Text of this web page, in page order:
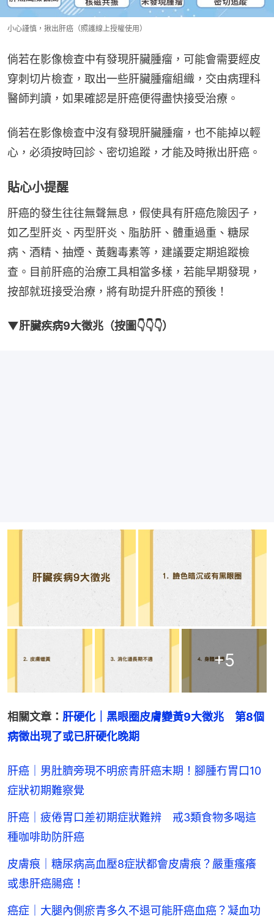
小心謹慎，揪出肝癌（照護線上授權使用）
倘若在影像檢查中有發現肝臟腫瘤，可能會需要經皮
穿刺切片檢查，取出一些肝臟腫瘤組織，交由病理科
醫師判讀，如果確認是肝癌便得盡快接受治療。
倘若在影像檢查中沒有發現肝臟腫瘤，也不能掉以輕
心，必須按時回診、密切追蹤，才能及時揪出肝癌。
貼心小提醒
肝癌的發生往往無聲無息，假使具有肝癌危險因子，
如乙型肝炎、丙型肝炎、脂肪肝、體重過重、糖尿
病、酒精、抽煙、黃麴毒素等，建議要定期追蹤檢
查。目前肝癌的治療工具相當多樣，若能早期發現，
按部就班接受治療，將有助提升肝癌的預後！
▼肝臟疾病9大徵兆（按圖👇👇👇）
+5
相關文章： 肝硬化｜黑眼圈皮膚變黃9大徵兆　第8個
病徵出現了或已肝硬化晚期
肝癌｜男肚臍旁現不明瘀青肝癌末期！腳腫冇胃口10
症狀初期難察覺
肝癌｜疲倦胃口差初期症狀難辨 戒3類食物多喝這
種咖啡助防肝癌
皮膚痕｜糖尿病高血壓8症狀都會皮膚痕？嚴重瘙癢
或患肝癌腸癌！
癌症｜大腿內側瘀青多久不退可能肝癌血癌？凝血功